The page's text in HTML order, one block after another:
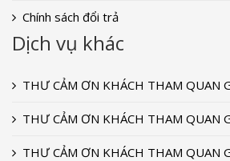
Chính sách đổi trả
Dịch vụ khác
THƯ CẢM ƠN KHÁCH THAM QUAN GIAN HÀNG CỦA ĐẠI DƯƠNG
THƯ CẢM ƠN KHÁCH THAM QUAN GIAN HÀNG CỦA ĐẠI DƯƠNG
THƯ CẢM ƠN KHÁCH THAM QUAN GIAN HÀNG CỦA ĐẠI DƯƠNG